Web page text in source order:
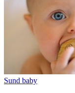
Sund baby